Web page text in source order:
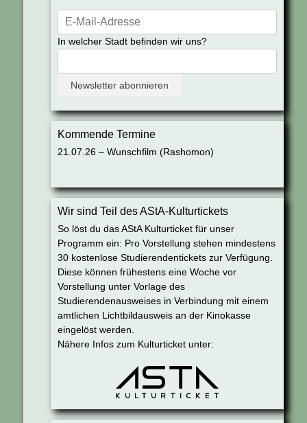
In welcher Stadt befinden wir uns?
Kommende Termine
21.07.26 – Wunschfilm (Rashomon)
Wir sind Teil des AStA-Kulturtickets
So löst du das AStA Kulturticket für unser
Programm ein: Pro Vorstellung stehen mindestens
30 kostenlose Studierendentickets zur Verfügung.
Diese können frühestens eine Woche vor
Vorstellung unter Vorlage des
Studierendenausweises in Verbindung mit einem
amtlichen Lichtbildausweis an der Kinokasse
eingelöst werden.
Nähere Infos zum Kulturticket unter: